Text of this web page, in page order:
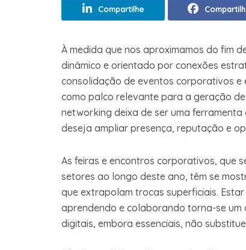
Compartilhe
À medida que nos aproximamos do fim
dinâmico e orientado por conexões
consolidação de eventos corporativos
como palco relevante para a geração
networking deixa de ser uma
deseja ampliar presença, reputação e
As feiras e encontros corporativos, que
setores ao longo deste ano, têm se
que extrapolam trocas superficiais.
aprendendo e colaborando torna-se um
digitais, embora essenciais, não